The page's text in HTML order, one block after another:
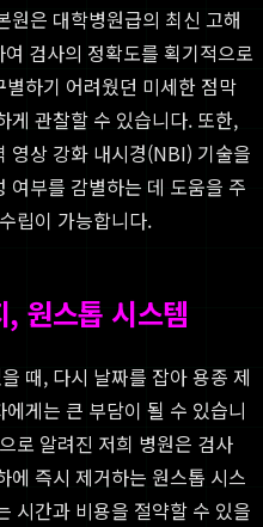
원은 대학병원급의 최신 고해
검사의 정확도를 획기적으로
하기 어려웠던 미세한 점막
게 관찰할 수 있습니다. 또한,
영상 강화 내시경(NBI) 기술을
여부를 감별하는 데 도움을 주
립이 가능합니다.
원스톱 시스템
때, 다시 날짜를 잡아 용종 제
게는 큰 부담이 될 수 있습니
로 알려진 저희 병원은 검사
에 즉시 제거하는 원스톱 시스
시간과 비용을 절약할 수 있을